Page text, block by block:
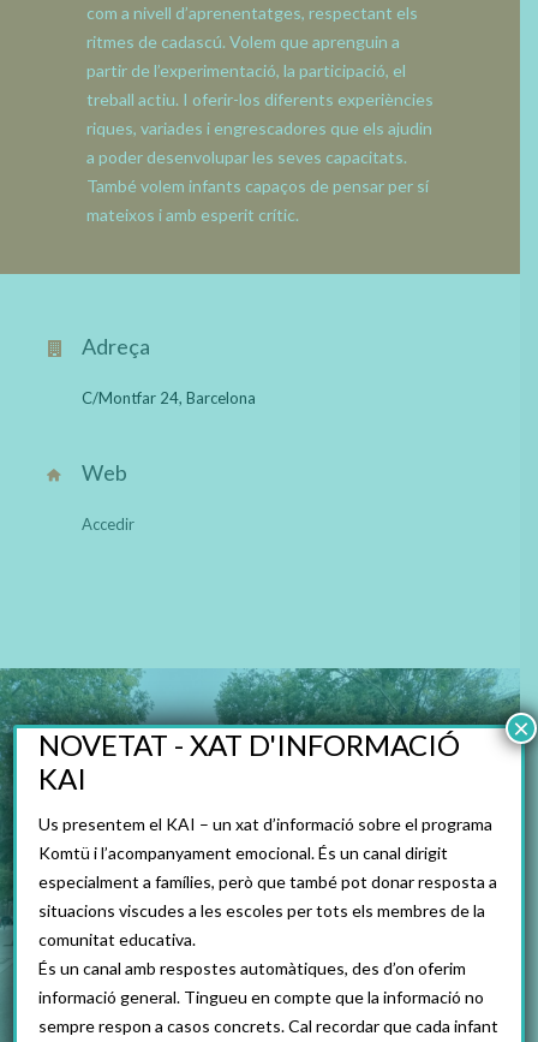
com a nivell d’aprenentatges, respectant els
ritmes de cadascú. Volem que aprenguin a
partir de l’experimentació, la participació, el
treball actiu. I oferir-los diferents experiències
riques, variades i engrescadores que els ajudin
a poder desenvolupar les seves capacitats.
També volem infants capaços de pensar per sí
mateixos i amb esperit crític.
Adreça
C/Montfar24, Barcelona
Web
Accedir
NOVETAT - XAT D'INFORMACIÓ
KAI
Us presentem el KAI – un xat d’informació sobre el programa
Komtü i l’acompanyament emocional. És un canal dirigit
especialment a famílies, però que també pot donar resposta a
situacions viscudes a les escoles per tots els membres de la
comunitat educativa.
És un canal amb respostes automàtiques, des d’on oferim
informació general. Tingueu en compte que la informació no
sempre respon a casos concrets. Cal recordar que cada infant
×